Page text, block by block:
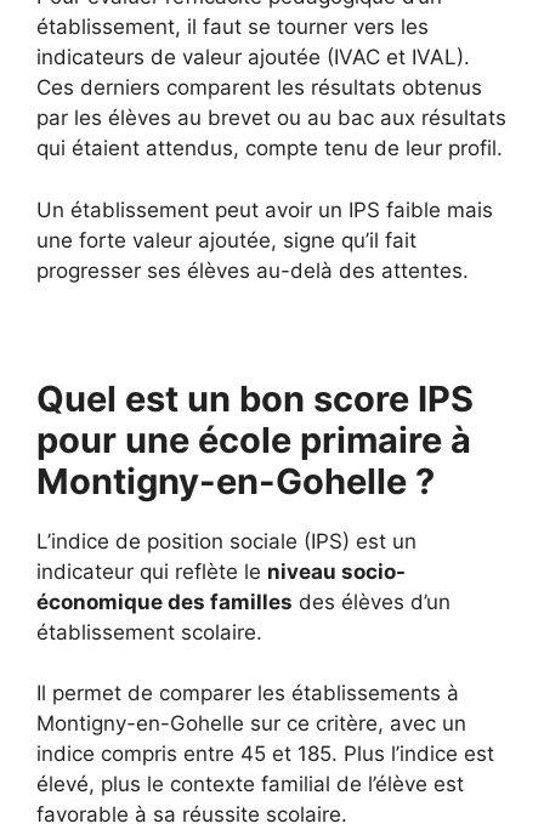
établissement, il faut se tourner vers les
indicateurs de valeur ajoutée (IVAC et IVAL).
Ces derniers comparent les résultats obtenus
par les élèves au brevet ou au bac aux résultats
qui étaient attendus, compte tenu de leur profil.
Un établissement peut avoir un IPS faible mais
une forte valeur ajoutée, signe qu’il fait
progresser ses élèves au-delà des attentes.
Quel est un bon score IPS
pour une école primaire à
Montigny-en-Gohelle ?
L’indice de position sociale (IPS) est un
indicateur qui reflète le niveau socio-
économique des familles des élèves d’un
établissement scolaire.
Il permet de comparer les établissements à
Montigny-en-Gohelle sur ce critère, avec un
indice compris entre 45 et 185. Plus l’indice est
élevé, plus le contexte familial de l’élève est
favorable à sa réussite scolaire.